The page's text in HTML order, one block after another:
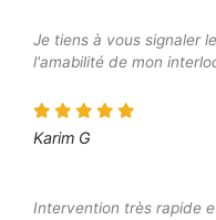
Je tiens à vous signaler
l'amabilité de mon
Karim G
Intervention très rapide